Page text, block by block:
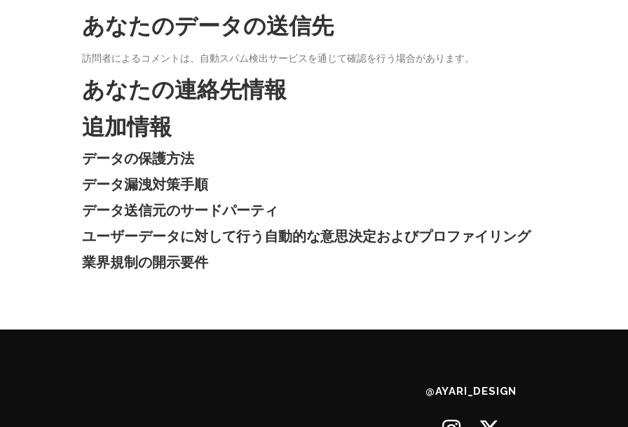
あなたのデータの送信先
訪問者によるコメントは、自動スパム検出サービスを通じて確認を行う場合があります。
あなたの連絡先情報
追加情報
データの保護方法
データ漏洩対策手順
データ送信元のサードパーティ
ユーザーデータに対して行う自動的な意思決定およびプロファイリング
業界規制の開示要件
@AYARI_DESIGN